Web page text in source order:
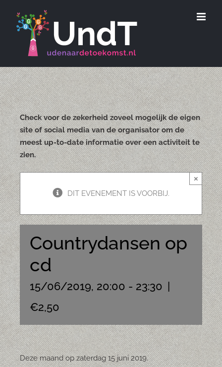
Check voor de zekerheid zoveel mogelijk de eigen
site of social media van de organisator om de
meest up-to-date informatie over een activiteit te
zien.
DIT EVENEMENT IS VOORBIJ.
×
Countrydansen op
cd
15/06/2019, 20:00 - 23:30 |
€2,50
Deze maand op zaterdag 15 juni 2019.